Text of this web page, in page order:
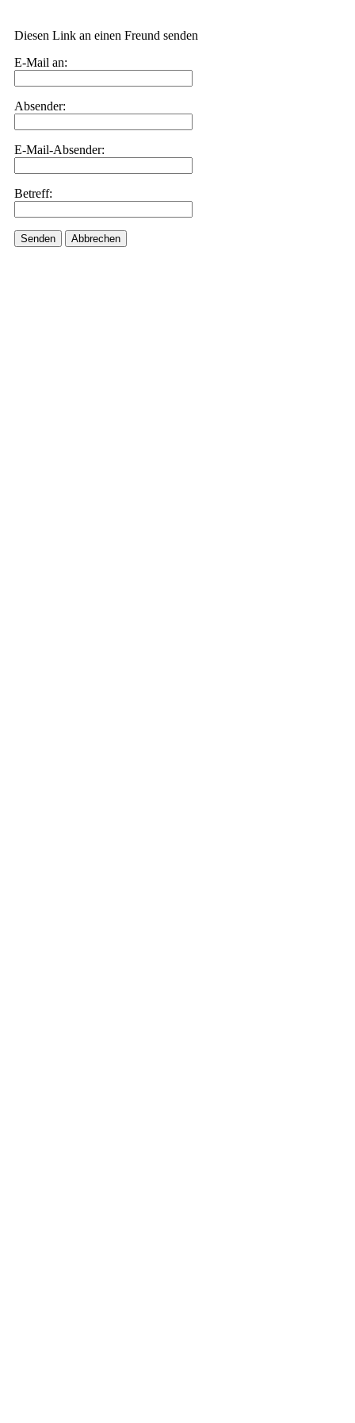
Diesen Link an einen Freund senden
E-Mail an:
Absender:
E-Mail-Absender:
Betreff:
Senden Abbrechen